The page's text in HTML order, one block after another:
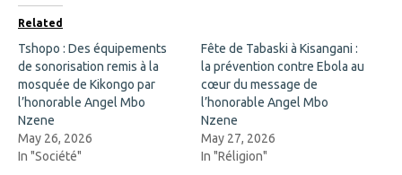
b
o
o
k
(
O
p
e
n
s
i
n
e
i
n
n
e
w
w
Related
Tshopo : Des équipements
de sonorisation remis à la
mosquée de Kikongo par
l’honorable Angel Mbo
Nzene
May 26, 2026
In "Société"
Fête de Tabaski à Kisangani :
la prévention contre Ebola au
cœur du message de
l’honorable Angel Mbo
Nzene
May 27, 2026
In "Réligion"